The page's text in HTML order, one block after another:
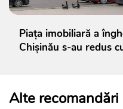
Piața imobiliară a
Chișinău s-au redus
Alte recomandări